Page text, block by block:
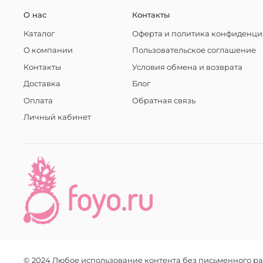
О нас
Каталог
О компании
Контакты
Доставка
Оплата
Личный кабинет
Контакты
Оферта и политика
Пользовательское соглашение
Условия обмена и возврата
Блог
Обратная связь
© 2024 Любое использование контента без письменного